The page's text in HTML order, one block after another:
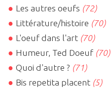
Les autres oeufs (72)
Littérature/histoire (70)
L'oeuf dans l'art (70)
Humeur, Ted Doeuf (70)
Quoi d'autre ? (71)
Bis repetita placent (5)